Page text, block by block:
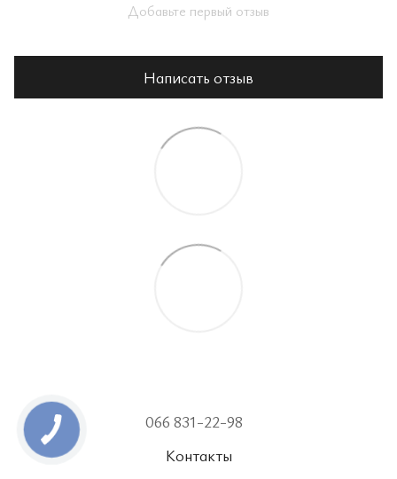
Добавьте первый отзыв
Написать отзыв
066 831-22-98
Контакты